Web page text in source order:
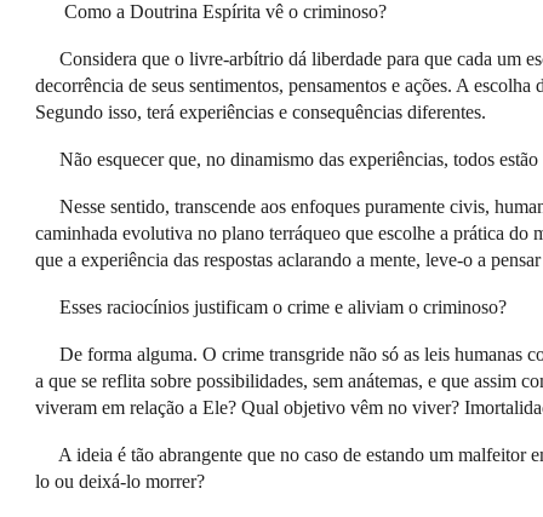
Como a Doutrina Espírita vê o criminoso?
Considera que o livre-arbítrio dá liberdade para que cada um
decorrência de seus sentimentos, pensamentos e ações. A
Segundo isso, terá experiências e consequências diferentes.
Não esquecer que, no dinamismo das experiências, todos
Nesse sentido, transcende aos enfoques puramente civis,
caminhada evolutiva no plano terráqueo que escolhe a prática do
que a experiência das respostas aclarando a mente, leve-o a
Esses raciocínios justificam o crime e aliviam o criminoso?
De forma alguma. O crime transgride não só as leis humanas
a que se reflita sobre possibilidades, sem anátemas, e que assim
viveram em relação a Ele? Qual objetivo vêm no viver?
A ideia é tão abrangente que no caso de estando um malfeitor
lo ou deixá-lo morrer?